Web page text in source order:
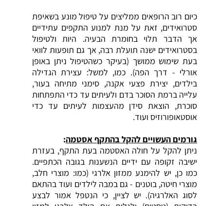
כיום רוב הרופאים ממליצים על טיפול מונע בשאיפת
סטרואידים, זאת על מנת למנוע התקפים עתידיים
אך הדבר תלוי בחומרת הבעיה. היות ולטיפול
בסטרואידים ישנה תועלת רבה, אך גם תופעות לוואי
בעת שימוש ממושך (בעיקר כשהטיפול ניתן באופן
אורלי - דרך הפה). כמו, למשל: עצירת הגדילה
בילדים, יצירת פצעי אקנה, סימני מתיחה בעור,
עלייה ברמת הסוכר בדם ולעיתים עד כדי התפתחות
סוכרת, הוצאת סידן מהעצמות לעיתים עד כדי
אוסטאופורוזיס ועוד.
גורמים העשויים להקל בהתקף אסטמה:
ניתן להקל על חולה האסטמה בעת התקף, בעזרת
ישיבה זקופה עם ידיים הנשענות בגובה הכתפיים.
כמו כן, יש להימנע ממזון אלרגי (כמו: מוצרי חלב,
מוצרי חיטה, בוטנים - גם במבה לילדים ועוד בהתאם
לסוג האלרגיה). יש לציין, כי הנטפל אמור לבצע